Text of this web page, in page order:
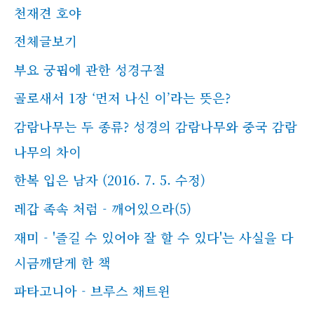
천재견 호야
전체글보기
부요 궁핍에 관한 성경구절
골로새서 1장 ‘먼저 나신 이’라는 뜻은?
감람나무는 두 종류? 성경의 감람나무와 중국 감람
나무의 차이
한복 입은 남자 (2016. 7. 5. 수정)
레갑 족속 처럼 - 깨어있으라(5)
재미 - '즐길 수 있어야 잘 할 수 있다'는 사실을 다
시금깨닫게 한 책
파타고니아 - 브루스 채트윈